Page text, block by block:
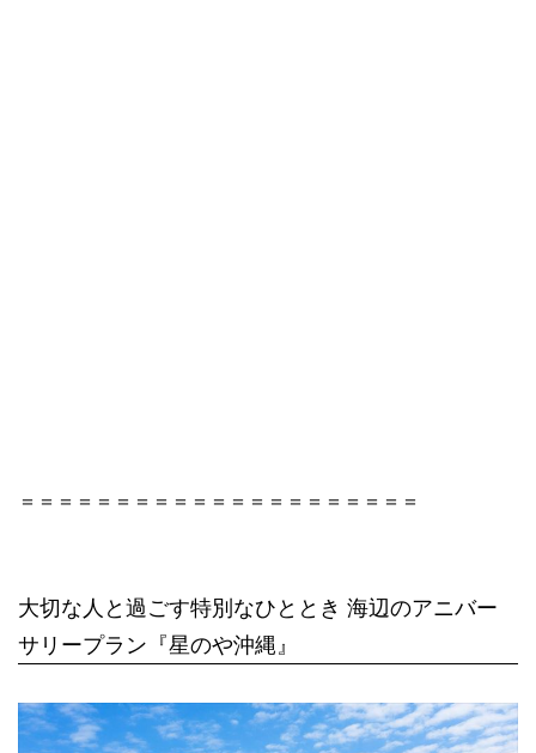
＝＝＝＝＝＝＝＝＝＝＝＝＝＝＝＝＝＝＝＝＝
大切な人と過ごす特別なひととき 海辺のアニバー
サリープラン『星のや沖縄』